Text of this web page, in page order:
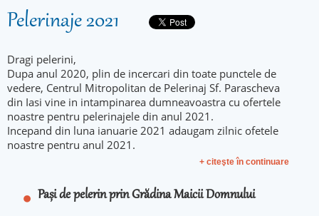
Pelerinaje 2021
Dragi pelerini,
Dupa anul 2020, plin de incercari din toate punctele de
vedere, Centrul Mitropolitan de Pelerinaj Sf. Parascheva
din Iasi vine in intampinarea dumneavoastra cu ofertele
noastre pentru pelerinajele din anul 2021.
Incepand din luna ianuarie 2021 adaugam zilnic ofetele
noastre pentru anul 2021.
+ citeşte în continuare
Pași de pelerin prin Grădina Maicii Domnului